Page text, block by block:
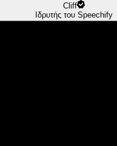
Cliff
Ιδρυτής του Speechify